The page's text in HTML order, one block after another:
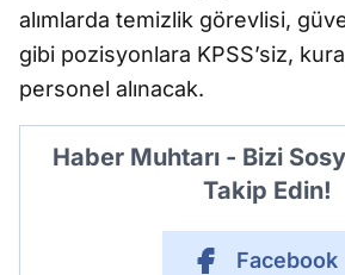
alımlarda temizlik görevlisi,
gibi pozisyonlara KPSS’siz,
personel alınacak.
Haber Muhtarı - Bizi
Takip Edin!
Facebook